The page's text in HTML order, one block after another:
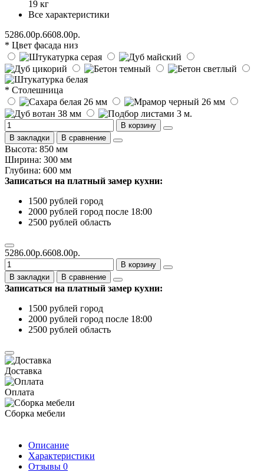
19 кг
Все характеристики
5286.00р.6608.00р.
* Цвет фасада низ
* Столешница
В корзину
В закладки
В сравнение
Высота: 850 мм
Ширина: 300 мм
Глубина: 600 мм
Записаться на платный замер кухни:
1500 рублей город
2000 рублей город после 18:00
2500 рублей область
5286.00р.6608.00р.
В корзину
В закладки
В сравнение
Записаться на платный замер кухни:
1500 рублей город
2000 рублей город после 18:00
2500 рублей область
Доставка
Оплата
Сборка мебели
Описание
Характеристики
Отзывы 0